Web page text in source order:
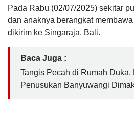
Pada Rabu (02/07/2025) sekitar
dan anaknya berangkat
dikirim ke Singaraja, Bali.
Baca Juga :
Tangis Pecah di Rumah Duka,
Penusukan Banyuwangi